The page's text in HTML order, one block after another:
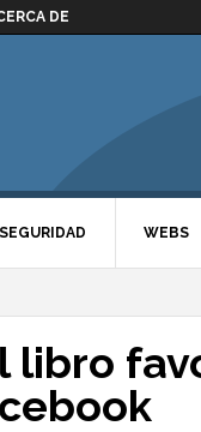
DE
SEGURIDAD WEBS
libro